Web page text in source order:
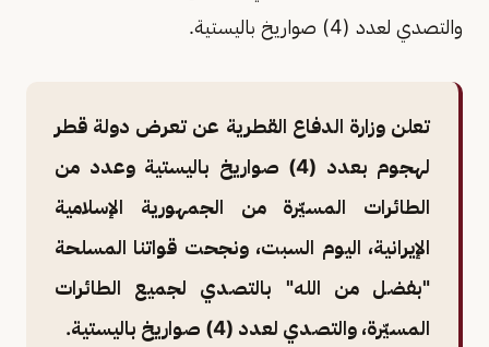
والتصدي لعدد (4) صواريخ باليستية.
تعلن وزارة الدفاع القطرية عن تعرض دولة قطر
لهجوم بعدد (4) صواريخ باليستية وعدد من
الطائرات المسيّرة من الجمهورية الإسلامية
الإيرانية، اليوم السبت، ونجحت قواتنا المسلحة
"بفضل من الله" بالتصدي لجميع الطائرات
المسيّرة، والتصدي لعدد (4) صواريخ باليستية.